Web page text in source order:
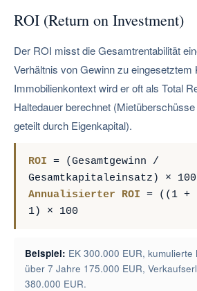
ROI (Return on Investment)
Der ROI misst die Gesamtrentabilität
Verhältnis von Gewinn zu eingesetztem
Immobilienkontext wird er oft als Total
Haltedauer berechnet
geteilt durch Eigenkapital).
ROI = (Gesamtgewinn /
Gesamtkapitaleinsatz) ×
Annualisierter ROI = ((1 +
1) × 100
Beispiel: EK 300.000 EUR, kumulierte
über 7 Jahre 175.000 EUR,
380.000 EUR.